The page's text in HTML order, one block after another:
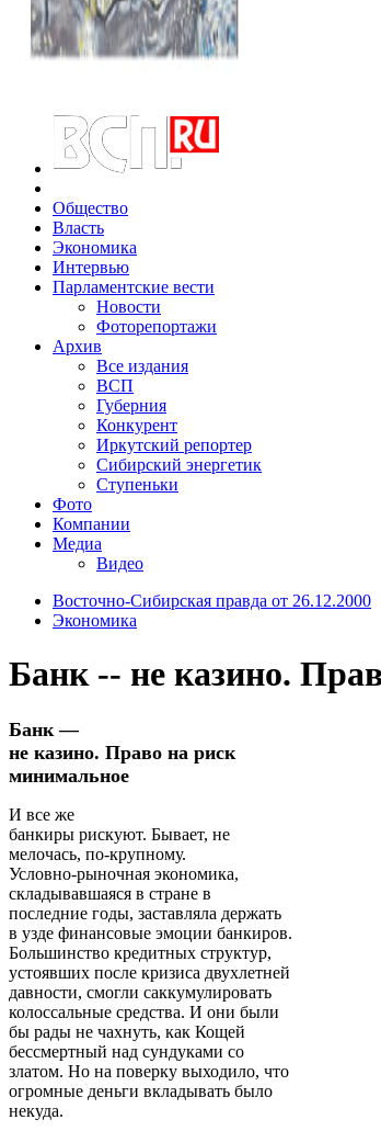
Общество
Власть
Экономика
Интервью
Парламентские вести
Новости
Фоторепортажи
Архив
Все издания
ВСП
Губерния
Конкурент
Иркутский репортер
Сибирский энергетик
Ступеньки
Фото
Компании
Медиа
Видео
Восточно-Сибирская правда от 26.12.2000
Экономика
Банк -- не казино.
Банк —
не казино. Право на риск
минимальное
И все же
банкиры рискуют. Бывает, не
мелочась, по-крупному.
Условно-рыночная экономика,
складывавшаяся в стране в
последние годы, заставляла держать
в узде финансовые эмоции банкиров.
Большинство кредитных структур,
устоявших после кризиса двухлетней
давности, смогли саккумулировать
колоссальные средства. И они были
бы рады не чахнуть, как Кощей
бессмертный над сундуками со
златом. Но на поверку выходило, что
огромные деньги вкладывать было
некуда.